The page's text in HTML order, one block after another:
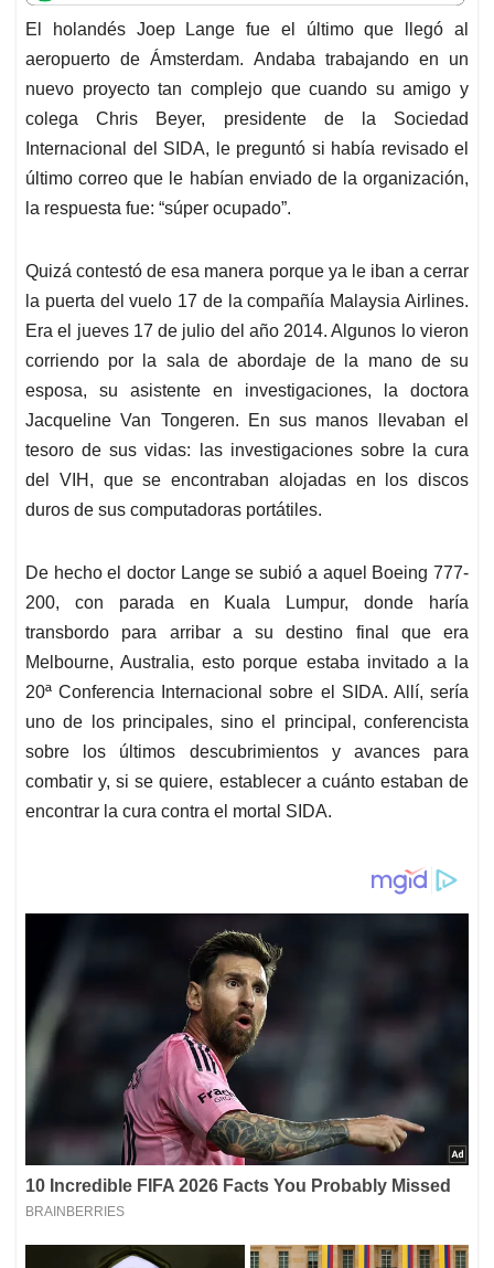
t
s
A
p
p
e
b
o
o
k
k
e
d
I
n
i
l
e
a
d
s
El holandés Joep Lange fue el último que llegó al
aeropuerto de Ámsterdam. Andaba trabajando en un
nuevo proyecto tan complejo que cuando su amigo y
colega Chris Beyer, presidente de la Sociedad
Internacional del SIDA, le preguntó si había revisado el
último correo que le habían enviado de la organización,
la respuesta fue: “súper ocupado”.
Quizá contestó de esa manera porque ya le iban a cerrar
la puerta del vuelo 17 de la compañía Malaysia Airlines.
Era el jueves 17 de julio del año 2014. Algunos lo vieron
corriendo por la sala de abordaje de la mano de su
esposa, su asistente en investigaciones, la doctora
Jacqueline Van Tongeren. En sus manos llevaban el
tesoro de sus vidas: las investigaciones sobre la cura
del VIH, que se encontraban alojadas en los discos
duros de sus computadoras portátiles.
De hecho el doctor Lange se subió a aquel Boeing 777-
200, con parada en Kuala Lumpur, donde haría
transbordo para arribar a su destino final que era
Melbourne, Australia, esto porque estaba invitado a la
20ª Conferencia Internacional sobre el SIDA. Allí, sería
uno de los principales, sino el principal, conferencista
sobre los últimos descubrimientos y avances para
combatir y, si se quiere, establecer a cuánto estaban de
encontrar la cura contra el mortal SIDA.